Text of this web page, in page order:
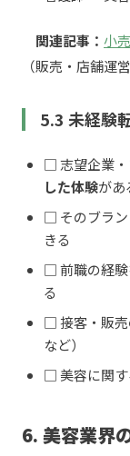
関連記事： 小
（販売・店舗運
5.3 未経験
□ 志望企業・
した体験があ
□ そのブラン
きる
□ 前職の経験
る
□ 接客・販売
など）
□ 美容に関
6. 美容業界